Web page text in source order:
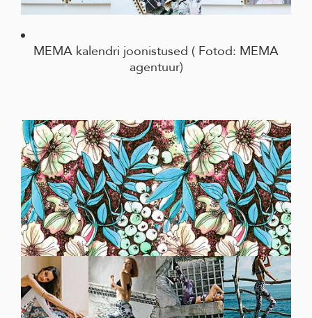
MEMA kalendri joonistused ( Fotod: MEMA
agentuur)